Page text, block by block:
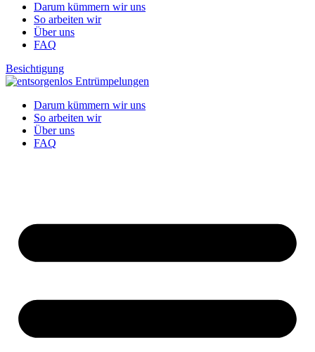
Darum kümmern wir uns
So arbeiten wir
Über uns
FAQ
Besichtigung
Darum kümmern wir uns
So arbeiten wir
Über uns
FAQ